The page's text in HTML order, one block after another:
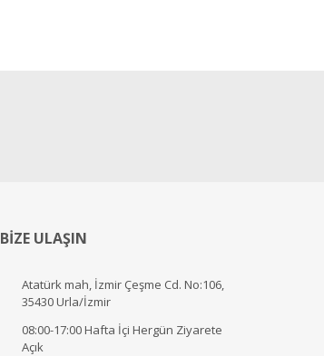
BİZE ULAŞIN
Atatürk mah, İzmir Çeşme Cd. No:106,
35430 Urla/İzmir
08:00-17:00 Hafta İçi Hergün Ziyarete
Açık